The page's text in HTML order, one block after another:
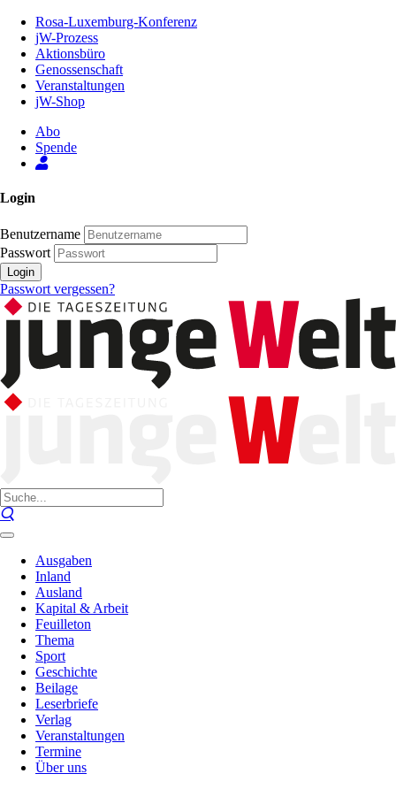
Inhalt
Seite
Rosa-Luxemburg-Konferenz
jW-Prozess
Aktionsbüro
Genossenschaft
Veranstaltungen
jW-Shop
Abo
Spende
Login
Benutzername
Passwort
Login
Passwort vergessen?
Ausgaben
Inland
Ausland
Kapital & Arbeit
Feuilleton
Thema
Sport
Geschichte
Beilage
Leserbriefe
Verlag
Veranstaltungen
Termine
Über uns